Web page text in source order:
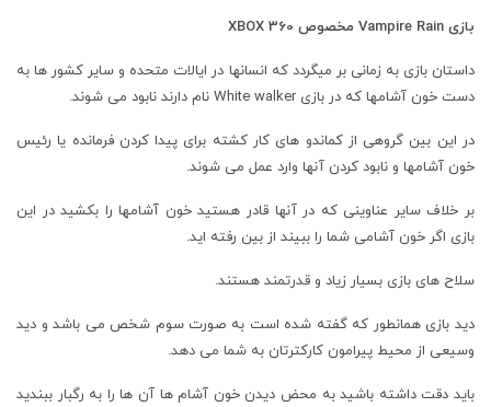
بازی Vampire Rain مخصوص XBOX 360
داستان بازی به زمانی بر میگردد که انسانها در ایالات متحده و سایر کشور ها به
دست خون آشامها که در بازی White walker نام دارند نابود می شوند.
در این بین گروهی از کماندو های کار کشته برای پیدا کردن فرمانده یا رئیس
خون آشامها و نابود کردن آنها وارد عمل می شوند.
بر خلاف سایر عناوینی که در آنها قادر هستید خون آشامها را بکشید در این
بازی اگر خون آشامی شما را ببیند از بین رفته اید.
سلاح های بازی بسیار زیاد و قدرتمند هستند.
دید بازی همانطور که گفته شده است به صورت سوم شخص می باشد و دید
وسیعی از محیط پیرامون کارکترتان به شما می دهد.
باید دقت داشته باشید به محض دیدن خون آشام ها آن ها را به رگبار ببندید